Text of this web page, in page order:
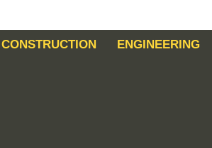
CONSTRUCTION ENGINEERING